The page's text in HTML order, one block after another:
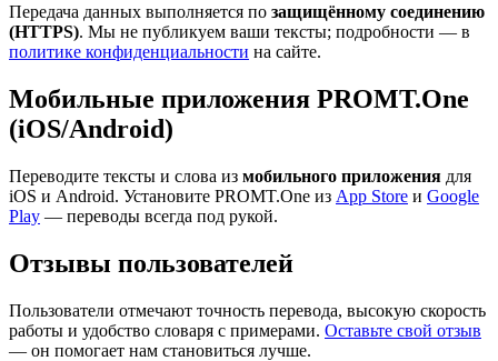
Передача данных выполняется по защищённому соединению
(HTTPS). Мы не публикуем ваши тексты; подробности — в
политике конфиденциальности на сайте.
Мобильные приложения PROMT.One
(iOS/Android)
Переводите тексты и слова из мобильного приложения для
iOS и Android. Установите PROMT.One из App Store и Google
Play — переводы всегда под рукой.
Отзывы пользователей
Пользователи отмечают точность перевода, высокую скорость
работы и удобство словаря с примерами. Оставьте свой отзыв
— он помогает нам становиться лучше.